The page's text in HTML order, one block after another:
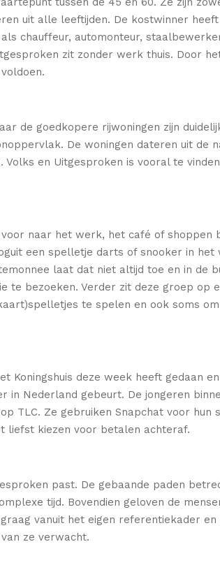
uit alle leeftijden. De kostwinner
chauffeur, automonteur,
zit zonder werk thuis. Door
de goedkopere rijwoningen zijn
De woningen dateren uit de
en Uitgesproken is vooral te
naar het werk, het café of shoppen
een spelletje darts of snooker in het
laat dat niet altijd toe en in de
bezoeken. Verder zit deze groep op
te spelen en ook soms
Koningshuis deze week heeft gedaan
Nederland gebeurt. De jongeren
TLC. Ze gebruiken Snapchat voor hun
liefst kiezen voor betalen achteraf.
past. De gebaande paden
tijd. Bovendien geloven de
vanuit het eigen referentiekader
ze verwacht.